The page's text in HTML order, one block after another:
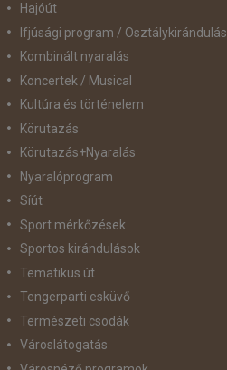
Hajóút
Ifjúsági program / Osztálykirándulás
Kombinált nyaralás
Koncertek / Musical
Kultúra és történelem
Körutazás
Körutazás+Nyaralás
Nyaralóprogram
Síút
Sport mérkőzések
Sportos kirándulások
Tematikus út
Tengerparti esküvő
Természeti csodák
Városlátogatás